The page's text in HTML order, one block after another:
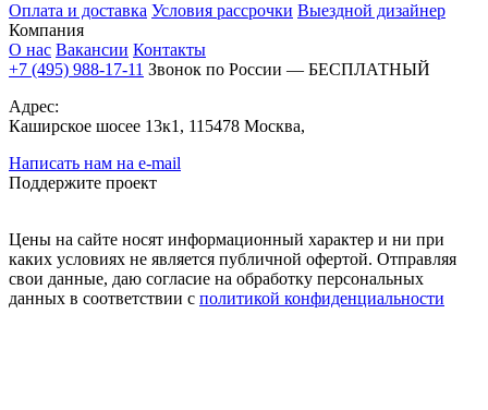
Оплата и доставка Условия рассрочки Выездной дизайнер
Компания
О нас Вакансии Контакты
+7 (495) 988-17-11 Звонок по России — БЕСПЛАТНЫЙ
Адрес:
Каширское шосее 13к1, 115478 Москва,
Написать нам на e-mail
Поддержите проект
Цены на сайте носят информационный характер и ни при
каких условиях не является публичной офертой. Отправляя
свои данные, даю согласие на обработку персональных
данных в соответствии с политикой конфиденциальности